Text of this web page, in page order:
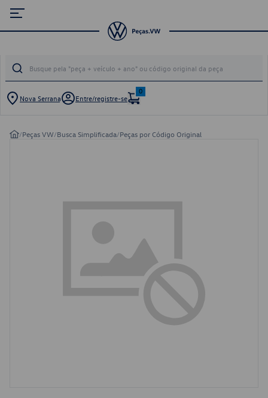
Nova Serrana Entre/registre-se
0
/Peças VW/Busca Simplificada/Peças por Código Original